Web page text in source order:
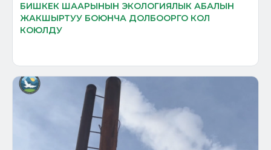
БИШКЕК ШААРЫНЫН ЭКОЛОГИЯЛЫК АБАЛЫН
ЖАКШЫРТУУ БОЮНЧА ДОЛБООРГО КОЛ
КОЮЛДУ